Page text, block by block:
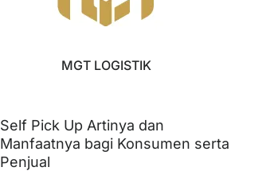
MGT LOGISTIK
Self Pick Up Artinya dan
Manfaatnya bagi Konsumen serta
Penjual